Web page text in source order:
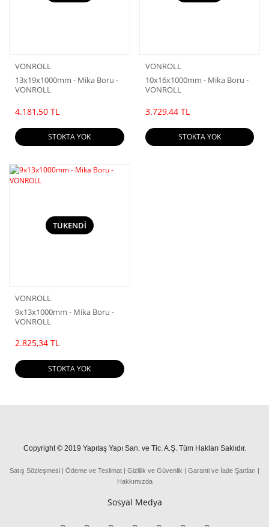
VONROLL
13x19x1000mm - Mika Boru -
VONROLL
4.181,50 TL
STOKTA YOK
VONROLL
10x16x1000mm - Mika Boru -
VONROLL
3.729,44 TL
STOKTA YOK
TÜKENDİ
VONROLL
9x13x1000mm - Mika Boru -
VONROLL
2.825,34 TL
STOKTA YOK
Copyright © 2019 Yapıtaş Yapı San. ve Tic. A.Ş. Tüm Hakları Saklıdır.
Satış Sözleşmesi | Ödeme ve Teslimat | Gizlilik ve Güvenlik | Garanti ve İade Şartları |
Hakkımızda
Sosyal Medya